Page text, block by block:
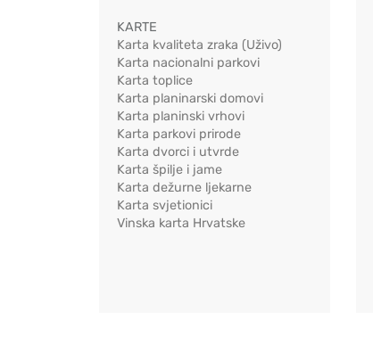
KARTE
Karta kvaliteta zraka (Uživo)
Karta nacionalni parkovi
Karta toplice
Karta planinarski domovi
Karta planinski vrhovi
Karta parkovi prirode
Karta dvorci i utvrde
Karta špilje i jame
Karta dežurne ljekarne
Karta svjetionici
Vinska karta Hrvatske